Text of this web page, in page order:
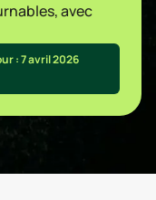
avec
: 7 avril 2026